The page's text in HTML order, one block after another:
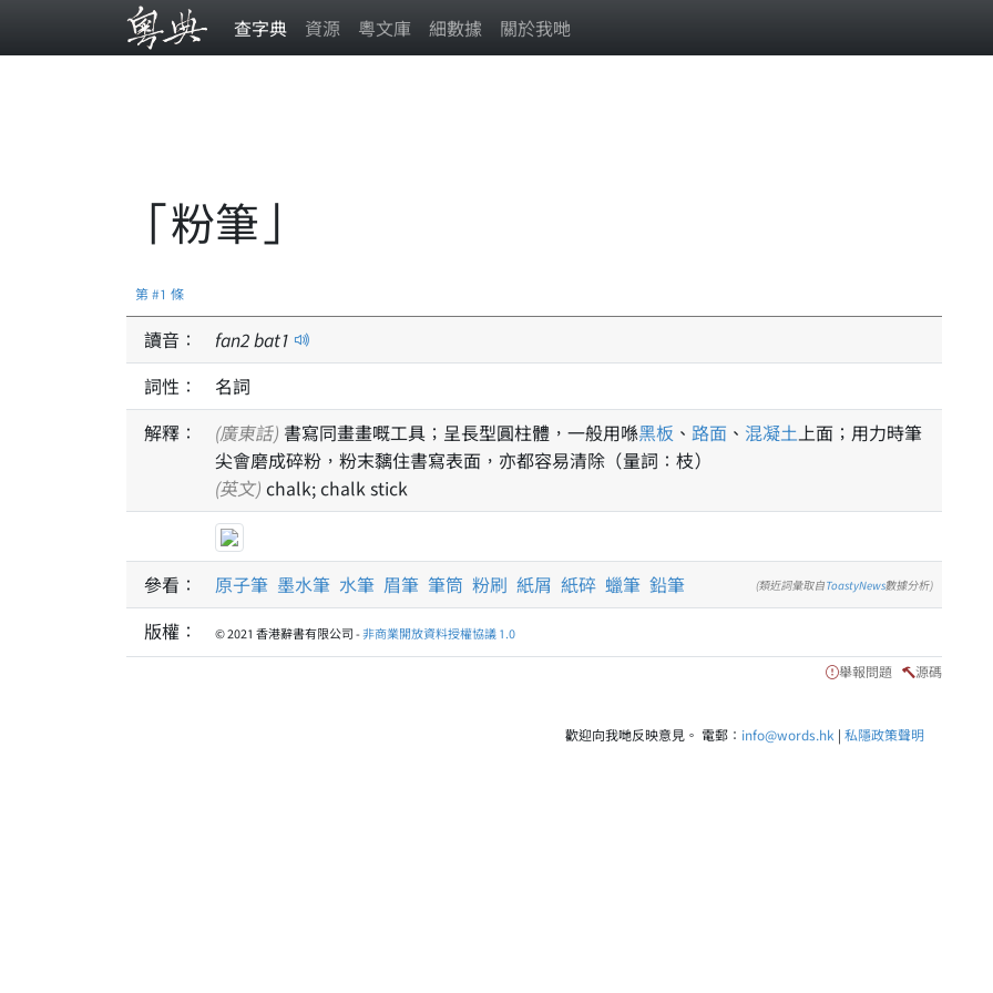
查字典 資源 粵文庫 細數據 關於我哋
「粉筆」
第 #1 條
讀音： fan2bat1
詞性：
名詞
解釋：
(廣東話) 書寫同畫畫嘅工具；呈長型圓柱體，一般用喺黑板 、 路面 、 混凝土上面；用力時筆
尖會磨成碎粉，粉末黐住書寫表面，亦都容易清除（量詞：枝）
(英文) chalk; chalk stick
參看： 原子筆 墨水筆 水筆 眉筆 筆筒 粉刷 紙屑 紙碎 蠟筆 鉛筆 (類近詞彙取自ToastyNews數據分析)
版權： © 2021 香港辭書有限公司 -非商業開放資料授權協議 1.0
舉報問題 源碼
歡迎向我哋反映意見。 電郵： info@words.hk | 私隱政策聲明